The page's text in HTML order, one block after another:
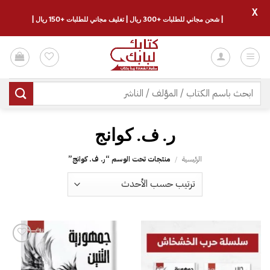
للمحتوى
البحث
عن:
ر. ف. كوانج
الرئيسية / منتجات تحت الوسم “ر. ف. كوانج”
إضافة
إلى
قائمة
| شحن مجاني للطلبات +300 ريال | تغليف مجاني للطلبات +150 ريال |
X